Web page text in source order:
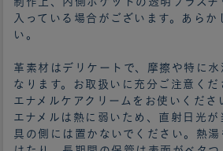
入っている場合がございます。あらか
い。
革素材はデリケートで、摩擦や特に水
なります。お取扱いに充分ご注意く
エナメルケアクリームをお使いくださ
エナメルは熱に弱いため、直射日光
具の側には置かないでください。熱